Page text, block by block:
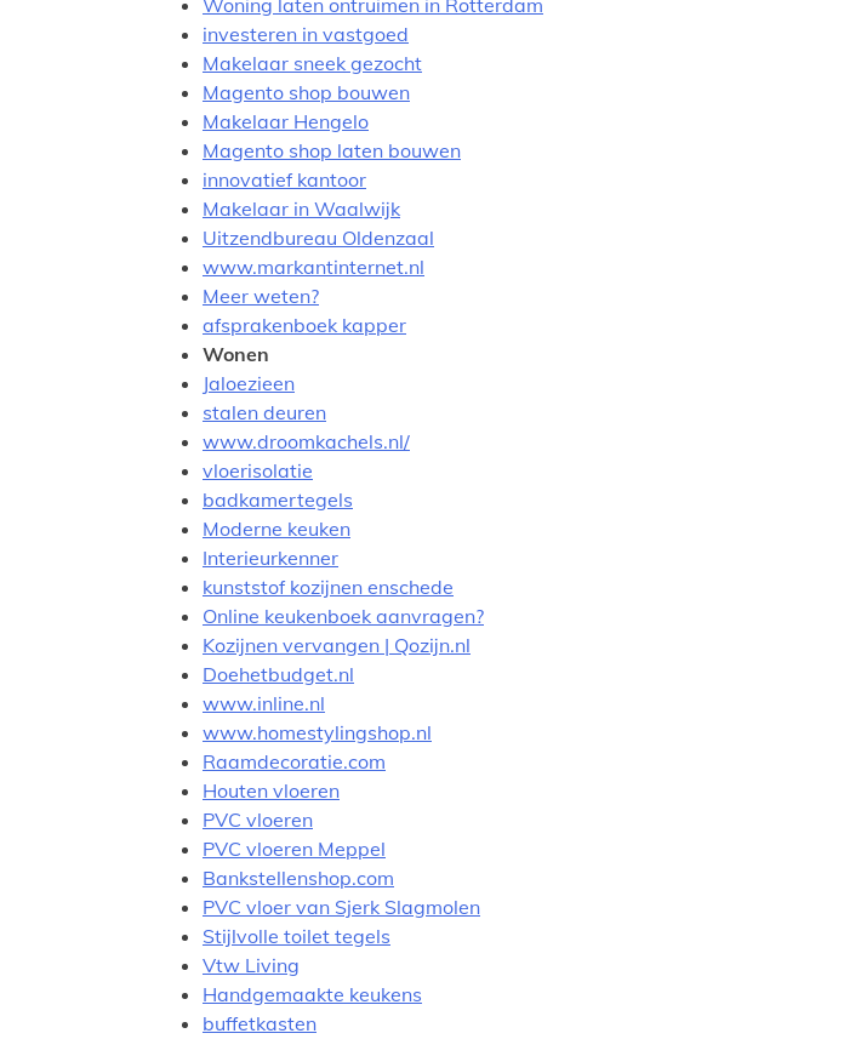
Woning laten ontruimen in Rotterdam
investeren in vastgoed
Makelaar sneek gezocht
Magento shop bouwen
Makelaar Hengelo
Magento shop laten bouwen
innovatief kantoor
Makelaar in Waalwijk
Uitzendbureau Oldenzaal
www.markantinternet.nl
Meer weten?
afsprakenboek kapper
Wonen
Jaloezieen
stalen deuren
www.droomkachels.nl/
vloerisolatie
badkamertegels
Moderne keuken
Interieurkenner
kunststof kozijnen enschede
Online keukenboek aanvragen?
Kozijnen vervangen | Qozijn.nl
Doehetbudget.nl
www.inline.nl
www.homestylingshop.nl
Raamdecoratie.com
Houten vloeren
PVC vloeren
PVC vloeren Meppel
Bankstellenshop.com
PVC vloer van Sjerk Slagmolen
Stijlvolle toilet tegels
Vtw Living
Handgemaakte keukens
buffetkasten